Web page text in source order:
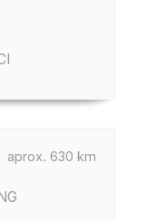
aprox. 630 km